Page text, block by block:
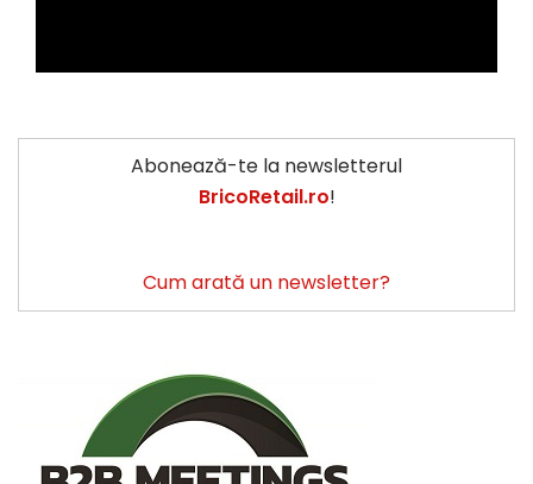
Abonează-te la newsletterul
BricoRetail.ro!
Cum arată un newsletter?